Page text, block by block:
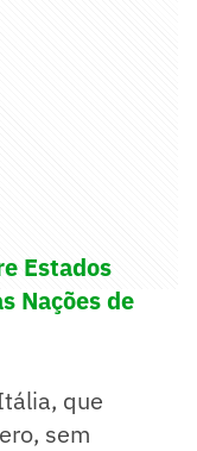
Estados
Nações de
que
sem